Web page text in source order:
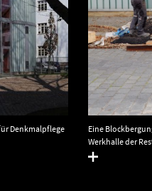
Denkmalpflege
Eine
Werkhalle der
Denkmalpflege